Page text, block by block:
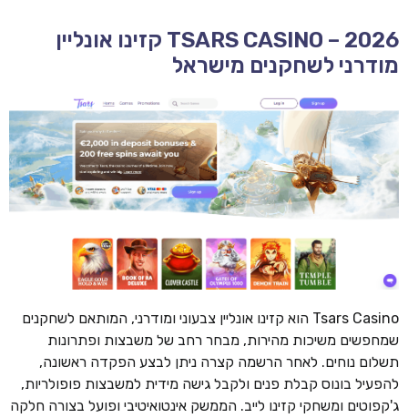
TSARS CASINO – 2026 קזינו אונליין
מודרני לשחקנים מישראל
Tsars Casino הוא קזינו אונליין צבעוני ומודרני, המותאם לשחקנים
שמחפשים משיכות מהירות, מבחר רחב של משבצות ופתרונות
תשלום נוחים. לאחר הרשמה קצרה ניתן לבצע הפקדה ראשונה,
להפעיל בונוס קבלת פנים ולקבל גישה מידית למשבצות פופולריות,
ג'קפוטים ומשחקי קזינו לייב. הממשק אינטואיטיבי ופועל בצורה חלקה